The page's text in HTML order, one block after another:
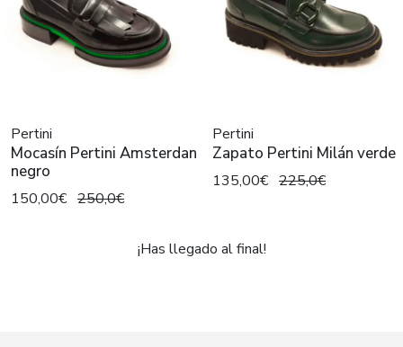
Pertini
Mocasín Pertini Amsterdan
negro
150,00€ 250,0€
Pertini
Zapato Pertini Milán verde
135,00€ 225,0€
¡Has llegado al final!